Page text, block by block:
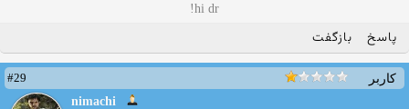
hi dr!
پاسخ بازگفت
کاربر
#29
nimachi